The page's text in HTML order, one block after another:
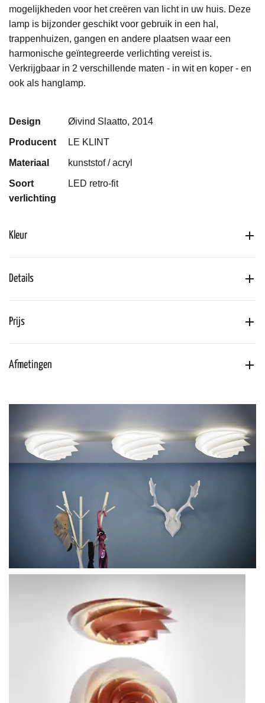
mogelijkheden voor het creëren van licht in uw huis. Deze
lamp is bijzonder geschikt voor gebruik in een hal,
trappenhuizen, gangen en andere plaatsen waar een
harmonische geïntegreerde verlichting vereist is.
Verkrijgbaar in 2 verschillende maten - in wit en koper - en
ook als hanglamp.
Design Øivind Slaatto, 2014
Producent LE KLINT
Materiaal kunststof / acryl
Soort
verlichting
LED retro-fit
Kleur
Details
Prijs
Afmetingen